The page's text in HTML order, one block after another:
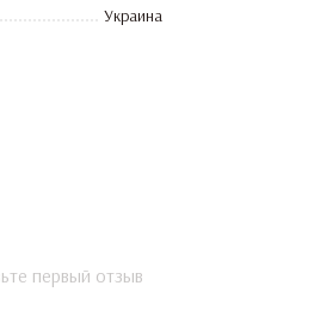
Украина
первый отзыв